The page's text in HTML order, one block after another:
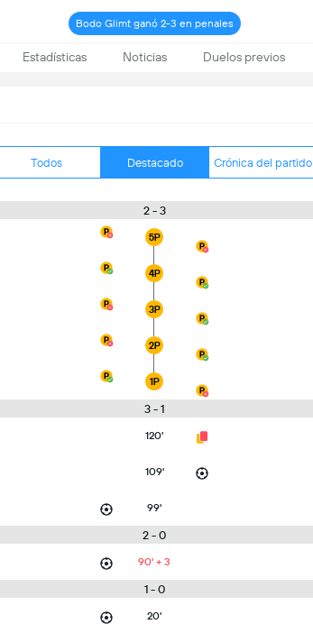
Bodo Glimt ganó 2-3 en penales
Estadísticas Noticias Duelos previos
Todos Destacado Crónica del partido
2 - 3
5P
4P
3P
2P
1P
3 - 1
120'
109'
99'
2 - 0
90' + 3
1 - 0
20'